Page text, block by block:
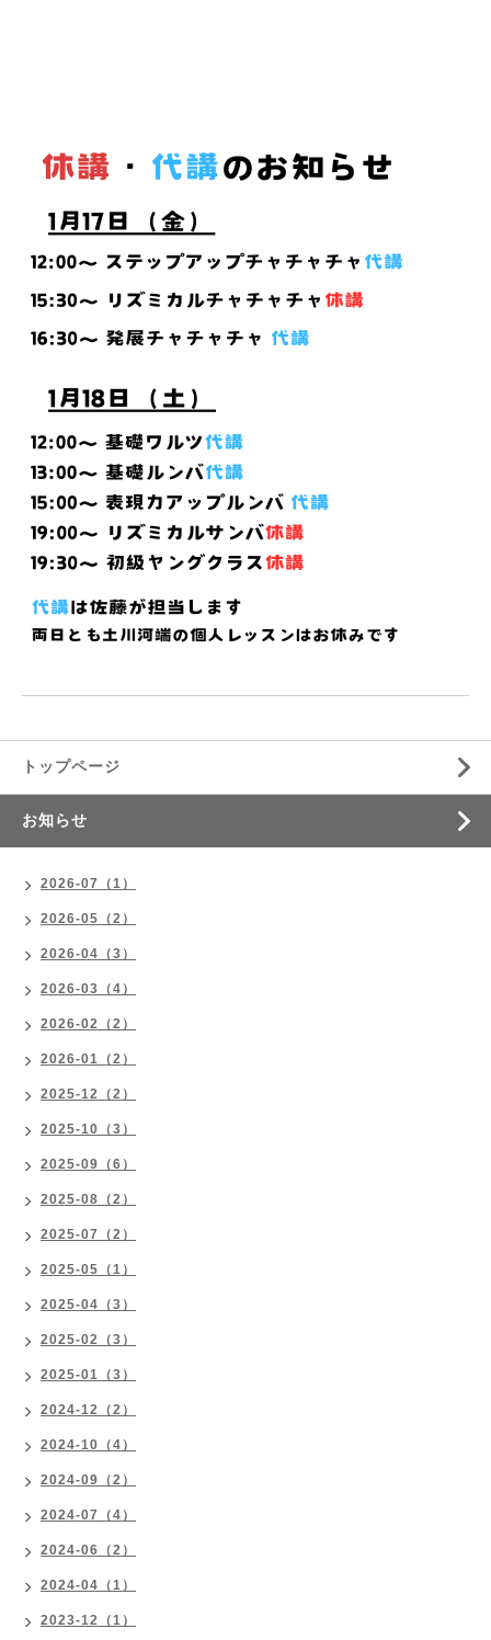
トップページ
お知らせ
2026-07（1）
2026-05（2）
2026-04（3）
2026-03（4）
2026-02（2）
2026-01（2）
2025-12（2）
2025-10（3）
2025-09（6）
2025-08（2）
2025-07（2）
2025-05（1）
2025-04（3）
2025-02（3）
2025-01（3）
2024-12（2）
2024-10（4）
2024-09（2）
2024-07（4）
2024-06（2）
2024-04（1）
2023-12（1）